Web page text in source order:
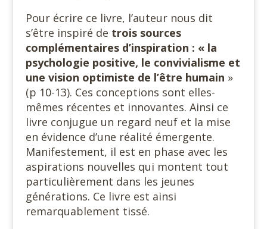
Pour écrire ce livre, l’auteur nous dit
s’être inspiré de trois sources
complémentaires d’inspiration : « la
psychologie positive, le convivialisme et
une vision optimiste de l’être humain »
(p 10-13). Ces conceptions sont elles-
mêmes récentes et innovantes. Ainsi ce
livre conjugue un regard neuf et la mise
en évidence d’une réalité émergente.
Manifestement, il est en phase avec les
aspirations nouvelles qui montent tout
particulièrement dans les jeunes
générations. Ce livre est ainsi
remarquablement tissé.